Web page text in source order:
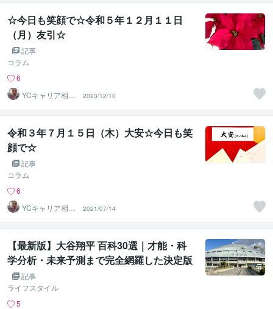
☆今日も笑顔で☆令和５年１２月１１日
（月）友引☆
記事
コラム
6
YCキャリア相談
2023/12/10
令和３年７月１５日（木）大安☆今日も笑
顔で☆
記事
コラム
6
YCキャリア相談
2021/07/14
【最新版】大谷翔平 百科30選｜才能・科
学分析・未来予測まで完全網羅した決定版
ガイド
記事
ライフスタイル
5